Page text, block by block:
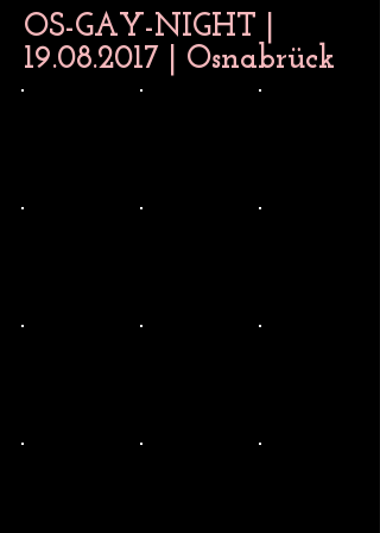
OS-GAY-NIGHT |
19.08.2017 | Osnabrück